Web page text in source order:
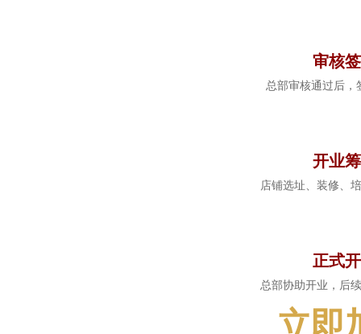
审核
总部审核通过后，
开业
店铺选址、装修、
正式
总部协助开业，后
立即